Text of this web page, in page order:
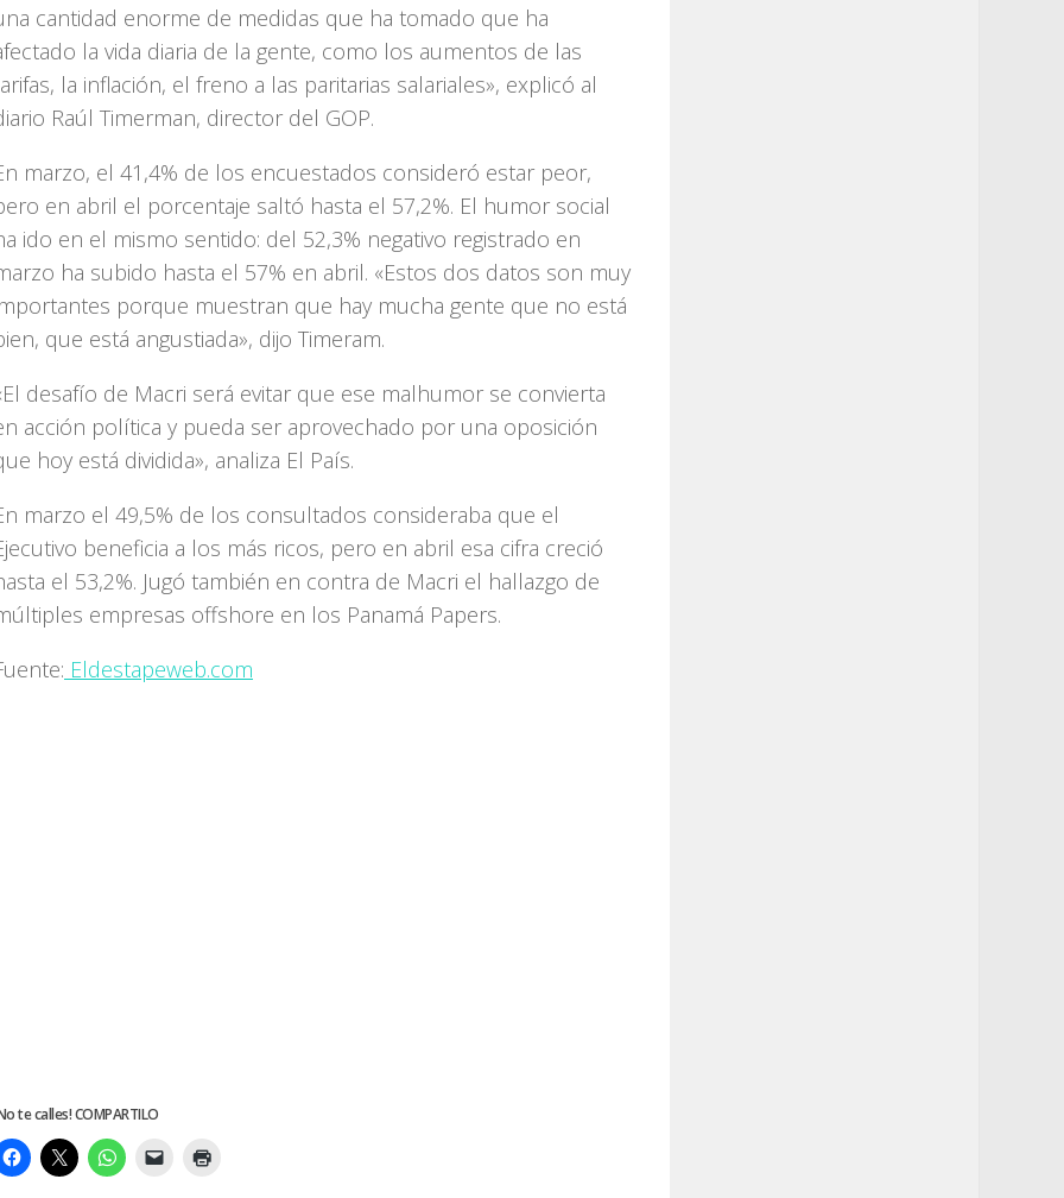
cantidad enorme de medidas que ha tomado que ha
la vida diaria de la gente, como los aumentos de las
la inflación, el freno a las paritarias salariales», explicó al
Raúl Timerman, director del GOP.
marzo, el 41,4% de los encuestados consideró estar peor,
en abril el porcentaje saltó hasta el 57,2%. El humor social
ido en el mismo sentido: del 52,3% negativo registrado en
ha subido hasta el 57% en abril. «Estos dos datos son muy
porque muestran que hay mucha gente que no está
que está angustiada», dijo Timeram.
desafío de Macri será evitar que ese malhumor se convierta
acción política y pueda ser aprovechado por una oposición
hoy está dividida», analiza El País.
marzo el 49,5% de los consultados consideraba que el
beneficia a los más ricos, pero en abril esa cifra creció
el 53,2%. Jugó también en contra de Macri el hallazgo de
empresas offshore en los Panamá Papers.
Eldestapeweb.com
te calles! COMPARTILO